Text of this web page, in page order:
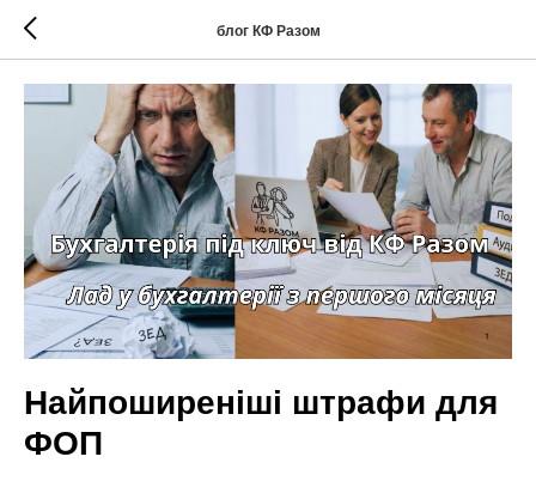
блог КФ Разом
Найпоширеніші штрафи для
ФОП